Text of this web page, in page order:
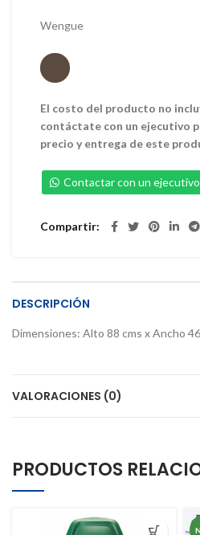
Wengue
El costo del producto no
contáctate con un ejecutivo
precio y entrega de este
Contactar con un ejecutivo
Compartir
DESCRIPCIÓN
Dimensiones: Alto 88 cms x Ancho
VALORACIONES (0)
PRODUCTOS